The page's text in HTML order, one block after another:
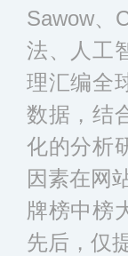
Sawow、
法、人工
理汇编全
数据，结
化的分析
因素在网
牌榜中榜
先后，仅